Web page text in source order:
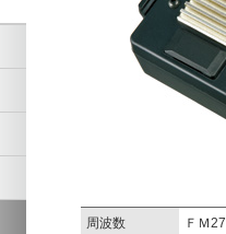
周波数 ＦＭ